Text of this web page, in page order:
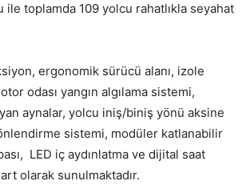
ile toplamda 109 yolcu rahatlıkla seyahat
ergonomik sürücü alanı, izole
odası yangın algılama sistemi,
aynalar, yolcu iniş/biniş yönü aksine
sistemi, modüler katlanabilir
LED iç aydınlatma ve dijital saat
olarak sunulmaktadır.